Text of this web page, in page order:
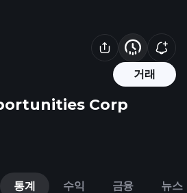
거래
Corp
통계 수익 금융 뉴스